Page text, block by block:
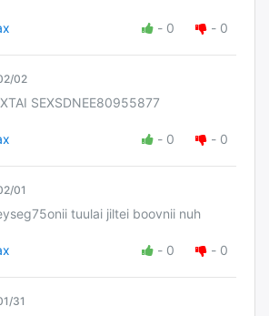
- 0 - 0
02
SEXSDNEE80955877
- 0 - 0
01
tuulai jiltei boovnii nuh
- 0 - 0
31